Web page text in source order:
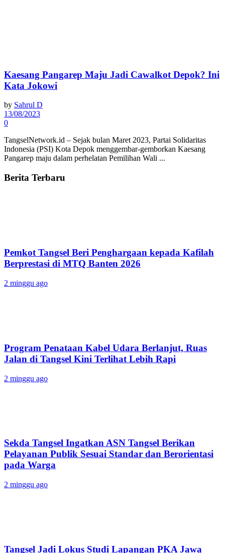
Kaesang Pangarep Maju Jadi Cawalkot Depok? Ini
Kata Jokowi
by Sahrul D
13/08/2023
0
TangselNetwork.id – Sejak bulan Maret 2023, Partai Solidaritas
Indonesia (PSI) Kota Depok menggembar-gemborkan Kaesang
Pangarep maju dalam perhelatan Pemilihan Wali ...
Berita Terbaru
Pemkot Tangsel Beri Penghargaan kepada Kafilah
Berprestasi di MTQ Banten 2026
2 minggu ago
Program Penataan Kabel Udara Berlanjut, Ruas
Jalan di Tangsel Kini Terlihat Lebih Rapi
2 minggu ago
Sekda Tangsel Ingatkan ASN Tangsel Berikan
Pelayanan Publik Sesuai Standar dan Berorientasi
pada Warga
2 minggu ago
Tangsel Jadi Lokus Studi Lapangan PKA Jawa